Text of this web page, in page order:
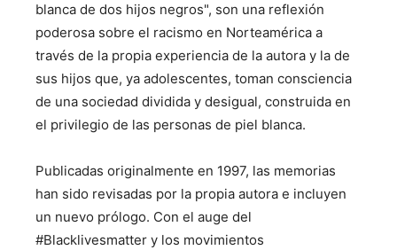
blanca de dos hijos negros", son una reflexión
poderosa sobre el racismo en Norteamérica a
través de la propia experiencia de la autora y la de
sus hijos que, ya adolescentes, toman consciencia
de una sociedad dividida y desigual, construida en
el privilegio de las personas de piel blanca.
Publicadas originalmente en 1997, las memorias
han sido revisadas por la propia autora e incluyen
un nuevo prólogo. Con el auge del
#Blacklivesmatter y los movimientos